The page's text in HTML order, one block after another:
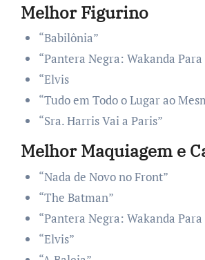
Melhor Figurino
“Babilônia”
“Pantera Negra: Wakanda Para
“Elvis
“Tudo em Todo o Lugar ao
“Sra. Harris Vai a Paris”
Melhor Maquiagem e
“Nada de Novo no Front”
“The Batman”
“Pantera Negra: Wakanda Para
“Elvis”